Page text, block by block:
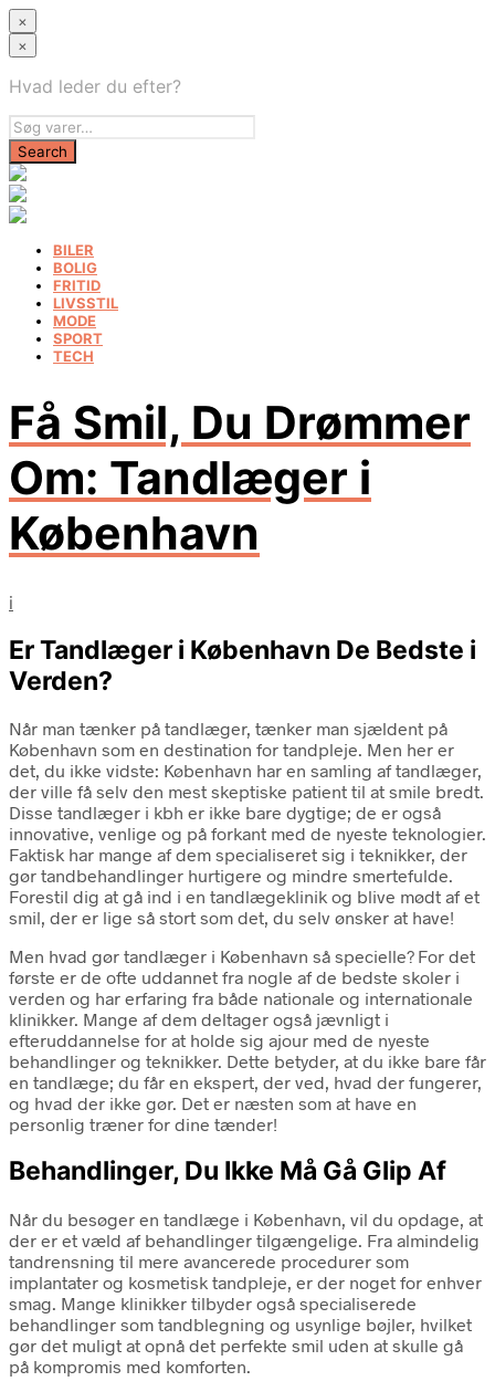
×
×
Hvad leder du efter?
BILER
BOLIG
FRITID
LIVSSTIL
MODE
SPORT
TECH
Få Smil, Du Drømmer
Om: Tandlæger i
København
i
Er Tandlæger i København De Bedste i
Verden?
Når man tænker på tandlæger, tænker man sjældent på
København som en destination for tandpleje. Men her er
det, du ikke vidste: København har en samling af tandlæger,
der ville få selv den mest skeptiske patient til at smile bredt.
Disse tandlæger i kbh er ikke bare dygtige; de er også
innovative, venlige og på forkant med de nyeste teknologier.
Faktisk har mange af dem specialiseret sig i teknikker, der
gør tandbehandlinger hurtigere og mindre smertefulde.
Forestil dig at gå ind i en tandlægeklinik og blive mødt af et
smil, der er lige så stort som det, du selv ønsker at have!
Men hvad gør tandlæger i København så specielle? For det
første er de ofte uddannet fra nogle af de bedste skoler i
verden og har erfaring fra både nationale og internationale
klinikker. Mange af dem deltager også jævnligt i
efteruddannelse for at holde sig ajour med de nyeste
behandlinger og teknikker. Dette betyder, at du ikke bare får
en tandlæge; du får en ekspert, der ved, hvad der fungerer,
og hvad der ikke gør. Det er næsten som at have en
personlig træner for dine tænder!
Behandlinger, Du Ikke Må Gå Glip Af
Når du besøger en tandlæge i København, vil du opdage, at
der er et væld af behandlinger tilgængelige. Fra almindelig
tandrensning til mere avancerede procedurer som
implantater og kosmetisk tandpleje, er der noget for enhver
smag. Mange klinikker tilbyder også specialiserede
behandlinger som tandblegning og usynlige bøjler, hvilket
gør det muligt at opnå det perfekte smil uden at skulle gå
på kompromis med komforten.